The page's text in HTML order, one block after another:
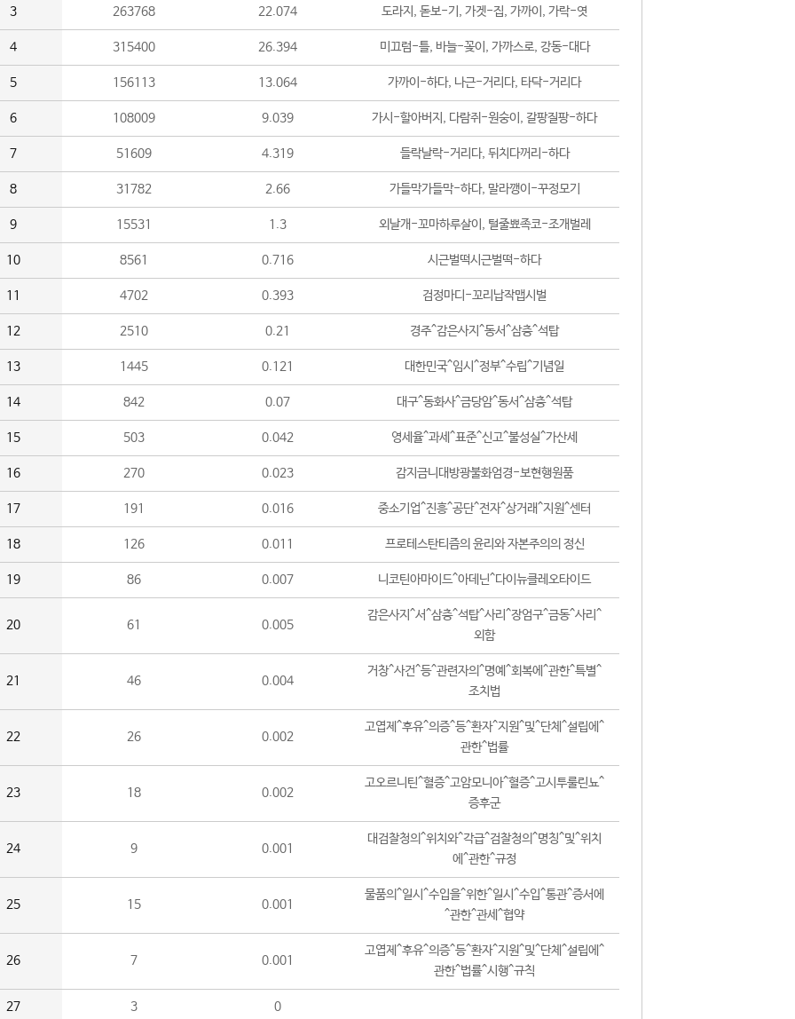
3 263768 22.074 도라지, 돋보-기, 가겟-집, 가까이, 가락-엿
4 315400 26.394 미끄럼-틀, 바늘-꽂이, 가까스로, 강동-대다
5 156113 13.064 가까이-하다, 나근-거리다, 타닥-거리다
6 108009 9.039 가시-할아버지, 다람쥐-원숭이, 갈팡질팡-하다
7 51609 4.319 들락날락-거리다, 뒤치다꺼리-하다
8 31782 2.66 가들막가들막-하다, 말라깽이-꾸정모기
9 15531 1.3 외날개-꼬마하루살이, 털줄뾰족코-조개벌레
10 8561 0.716 시근벌떡시근벌떡-하다
11 4702 0.393 검정마디-꼬리납작맵시벌
12 2510 0.21 경주^감은사지^동서^삼층^석탑
13 1445 0.121 대한민국^임시^정부^수립^기념일
14 842 0.07 대구^동화사^금당암^동서^삼층^석탑
15 503 0.042 영세율^과세^표준^신고^불성실^가산세
16 270 0.023 감지금니대방광불화엄경-보현행원품
17 191 0.016 중소기업^진흥^공단^전자^상거래^지원^센터
18 126 0.011 프로테스탄티즘의 윤리와 자본주의의 정신
19 86 0.007 니코틴아마이드^아데닌^다이뉴클레오타이드
20 61 0.005
감은사지^서^삼층^석탑^사리^장엄구^금동^사리^
외함
21 46 0.004
거창^사건^등^관련자의^명예^회복에^관한^특별^
조치법
22 26 0.002
고엽제^후유^의증^등^환자^지원^및^단체^설립에^
관한^법률
23 18 0.002
고오르니틴^혈증^고암모니아^혈증^고시투룰린뇨^
증후군
24 9 0.001
대검찰청의^위치와^각급^검찰청의^명칭^및^위치
에^관한^규정
25 15 0.001
물품의^일시^수입을^위한^일시^수입^통관^증서에
^관한^관세^협약
26 7 0.001
고엽제^후유^의증^등^환자^지원^및^단체^설립에^
관한^법률^시행^규칙
27 3 0